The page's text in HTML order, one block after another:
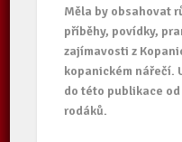
Měla by obsahovat
příběhy, povídky,
zajímavosti z
kopanickém nářečí.
do této publikace
rodáků.